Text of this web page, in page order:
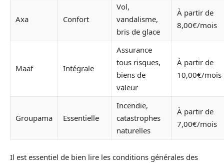
Axa Confort
Vol,
vandalisme,
bris de glace
À partir de
8,00€/mois
Maaf Intégrale
Assurance
tous risques,
biens de
valeur
À partir de
10,00€/mois
Groupama Essentielle
Incendie,
catastrophes
naturelles
À partir de
7,00€/mois
Il est essentiel de bien lire les conditions générales des